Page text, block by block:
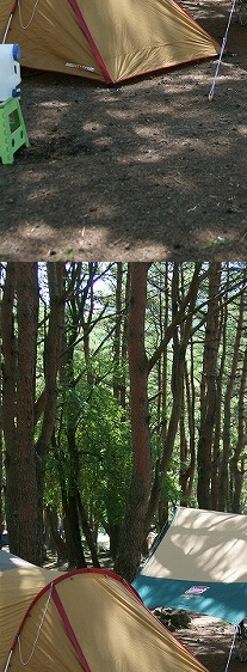
ご宿泊および日
■ 営業再開につい
ます。
台風の被害状況や
ざいます。
6月3日（水）の
お知らせいたし
2026/03/16
● ● 営業開始の